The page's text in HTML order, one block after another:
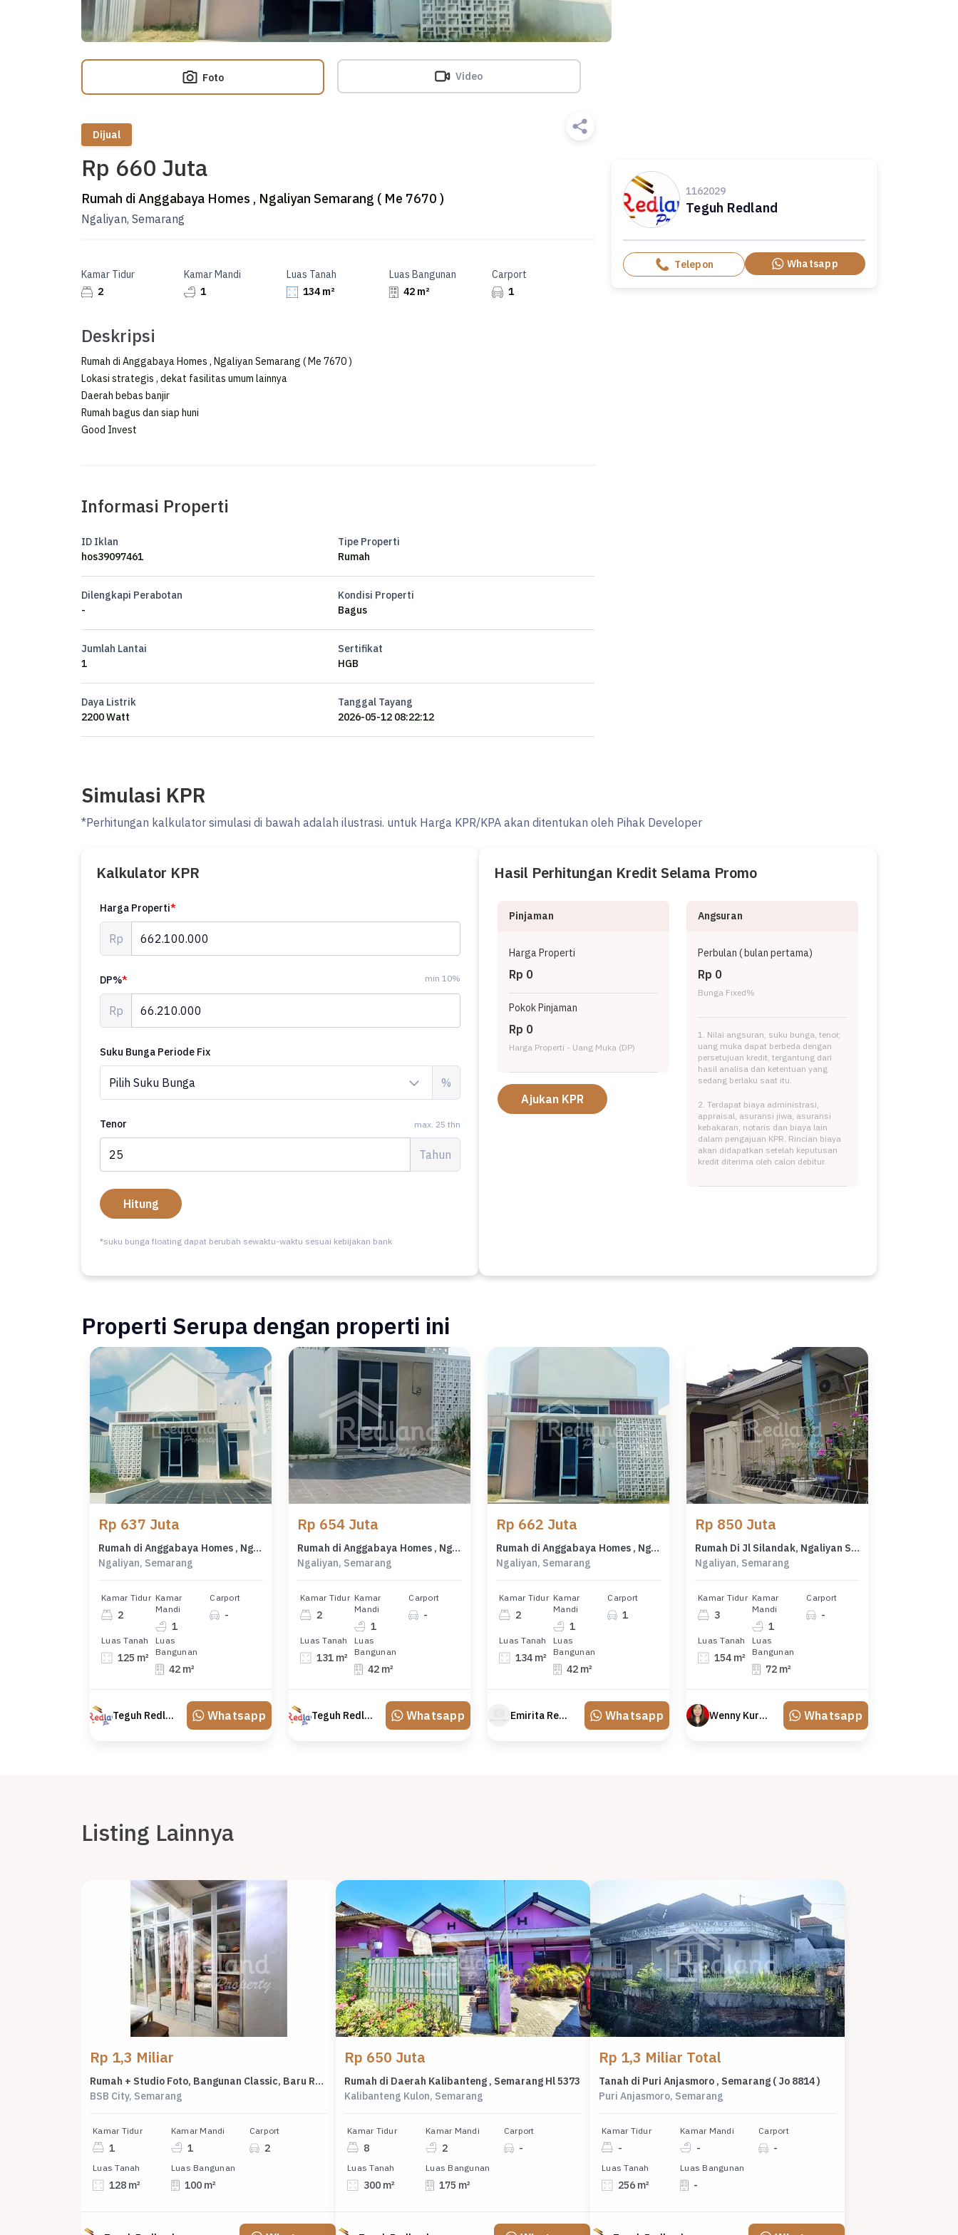
Foto Video
Dijual
Rp 660 Juta
Rumah di Anggabaya Homes , Ngaliyan Semarang ( Me 7670 )
Ngaliyan, Semarang
Kamar Tidur
2
Kamar Mandi
1
Luas Tanah
134 m²
Luas Bangunan
42 m²
Carport
1
Deskripsi
Rumah di Anggabaya Homes , Ngaliyan Semarang ( Me 7670 )
Lokasi strategis , dekat fasilitas umum lainnya
Daerah bebas banjir
Rumah bagus dan siap huni
Good Invest
Informasi Properti
ID Iklan
hos39097461
Tipe Properti
Rumah
Dilengkapi Perabotan
-
Kondisi Properti
Bagus
Jumlah Lantai
1
Sertifikat
HGB
Daya Listrik
2200 Watt
Tanggal Tayang
2026-05-12 08:22:12
1162029
Teguh Redland
Telepon Whatsapp
Simulasi KPR
*Perhitungan kalkulator simulasi di bawah adalah ilustrasi. untuk Harga KPR/KPA akan ditentukan oleh Pihak Developer
Kalkulator KPR
Harga Properti*
Rp
DP%* min 10%
Rp
Suku Bunga Periode Fix
%
Tenor max. 25 thn
Tahun
Hitung
*suku bunga floating dapat berubah sewaktu-waktu sesuai kebijakan bank
Hasil Perhitungan Kredit Selama Promo
Pinjaman
Harga Properti
Rp 0
Pokok Pinjaman
Rp 0
Harga Properti - Uang Muka (DP)
Ajukan KPR
Angsuran
Perbulan (bulan pertama)
Rp 0
Bunga Fixed%
1. Nilai angsuran, suku bunga, tenor,
uang muka dapat berbeda dengan
persetujuan kredit, tergantung dari
hasil analisa dan ketentuan yang
sedang berlaku saat itu.
2. Terdapat biaya administrasi,
appraisal, asuransi jiwa, asuransi
kebakaran, notaris dan biaya lain
dalam pengajuan KPR. Rincian biaya
akan didapatkan setelah keputusan
kredit diterima oleh calon debitur.
Properti Serupa dengan properti ini
Rp 637 Juta
Rumah di Anggabaya Homes , Ngaliyan Semarang ( Me 7669 )
Ngaliyan, Semarang
Kamar Tidur
2
Kamar
Mandi
1
Carport
-
Luas Tanah
125 m²
Luas
Bangunan
42 m²
Teguh Redland Whatsapp
Rp 654 Juta
Rumah di Anggabaya Homes , Ngaliyan Semarang ( Me 7672 )
Ngaliyan, Semarang
Kamar Tidur
2
Kamar
Mandi
1
Carport
-
Luas Tanah
131 m²
Luas
Bangunan
42 m²
Teguh Redland Whatsapp
Rp 662 Juta
Rumah di Anggabaya Homes , Ngaliyan Semarang ( Me 7670 )
Ngaliyan, Semarang
Kamar Tidur
2
Kamar
Mandi
1
Carport
1
Luas Tanah
134 m²
Luas
Bangunan
42 m²
Emirita Redland Whatsapp
Rp 850 Juta
Rumah Di Jl Silandak, Ngaliyan Semarang ( Wn 3556 )
Ngaliyan, Semarang
Kamar Tidur
3
Kamar
Mandi
1
Carport
-
Luas Tanah
154 m²
Luas
Bangunan
72 m²
Wenny Kurniawati Whatsapp
Listing Lainnya
Rp 1,3 Miliar
Rumah + Studio Foto, Bangunan Classic, Baru Renov di Graha Taman Pelangi, Bsb, Me 7666
BSB City, Semarang
Kamar Tidur
1
Kamar Mandi
1
Carport
2
Luas Tanah
128 m²
Luas Bangunan
100 m²
Rp 650 Juta
Rumah di Daerah Kalibanteng , Semarang Hl 5373
Kalibanteng Kulon, Semarang
Kamar Tidur
8
Kamar Mandi
2
Carport
-
Luas Tanah
300 m²
Luas Bangunan
175 m²
Rp 1,3 Miliar Total
Tanah di Puri Anjasmoro , Semarang ( Jo 8814 )
Puri Anjasmoro, Semarang
Kamar Tidur
-
Kamar Mandi
-
Carport
-
Luas Tanah
256 m²
Luas Bangunan
-